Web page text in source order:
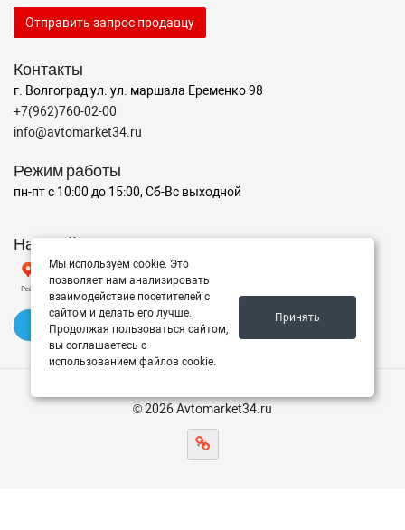
Отправить запрос продавцу
Контакты
г. Волгоград ул. ул. маршала Еременко 98
+7(962)760-02-00
info@avtomarket34.ru
Режим работы
пн-пт с 10:00 до 15:00, Сб-Вс выходной
Наш рейтинг на Яндексе
✍️ Оставить отзыв
© 2026 Avtomarket34.ru
Мы используем cookie. Это
позволяет нам анализировать
взаимодействие посетителей с
сайтом и делать его лучше.
Продолжая пользоваться сайтом,
вы соглашаетесь с
использованием файлов cookie.
Принять